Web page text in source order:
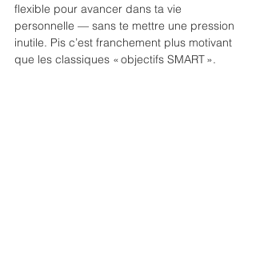
flexible pour avancer dans ta vie
personnelle — sans te mettre une pression
inutile. Pis c’est franchement plus motivant
que les classiques « objectifs SMART ».